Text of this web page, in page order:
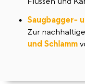
Saugbagger-
Zur
und Schlamm